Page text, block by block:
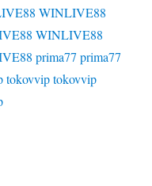
WINLIVE88
WINLIVE88
prima77 prima77
tokovvip tokovvip